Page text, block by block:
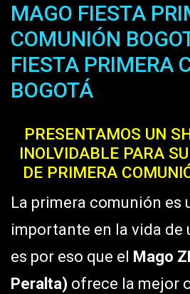
MAGO FIESTA
COMUNIÓN
FIESTA PRIMERA
BOGOTÁ
PRESENTAMOS UN
INOLVIDABLE PARA
DE PRIMERA
La primera comunión es
importante en la vida de
es por eso que el
Mago
Peralta) ofrece la mejor